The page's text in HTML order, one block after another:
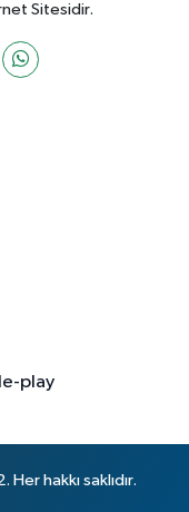
Sitesidir.
hakkı saklıdır.